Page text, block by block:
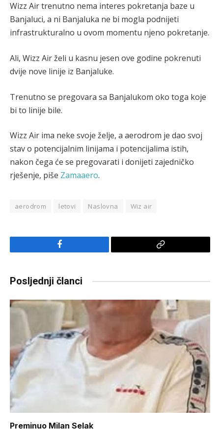
Wizz Air trenutno nema interes pokretanja baze u
Banjaluci, a ni Banjaluka ne bi mogla podnijeti
infrastrukturalno u ovom momentu njeno pokretanje.
Ali, Wizz Air želi u kasnu jesen ove godine pokrenuti
dvije nove linije iz Banjaluke.
Trenutno se pregovara sa Banjalukom oko toga koje
bi to linije bile.
Wizz Air ima neke svoje želje, a aerodrom je dao svoj
stav o potencijalnim linijama i potencijalima istih,
nakon čega će se pregovarati i donijeti zajedničko
rješenje, piše Zamaaero.
aerodrom letovi Naslovna Wiz air
Facebook
Copy
Posljednji članci
Preminuo Milan Selak